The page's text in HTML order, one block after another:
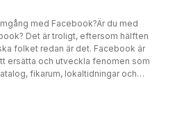
med Facebook?Är du med
Det är troligt, eftersom hälften
folket redan är det. Facebook är
ersätta och utveckla fenomen som
fikarum, lokaltidningar och